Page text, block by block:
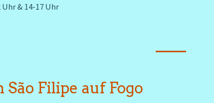
& 14-17 Uhr
Filipe auf Fogo